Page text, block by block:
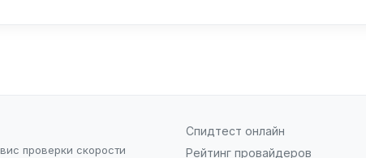
проверки скорости
Спидтест онлайн
Рейтинг провайдеров